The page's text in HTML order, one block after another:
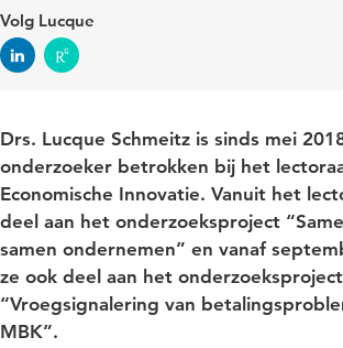
Volg Lucque
Drs. Lucque Schmeitz is sinds mei
onderzoeker betrokken bij het
Economische Innovatie. Vanuit het
deel aan het onderzoeksproject
samen ondernemen” en vanaf
ze ook deel aan het onderzoeksproject
“Vroegsignalering van
MBK”.